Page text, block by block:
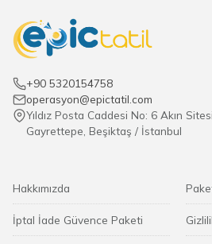
+90 5320154758
operasyon@epictatil.com
Yıldız Posta Caddesi No: 6 Akın
Gayrettepe, Beşiktaş / İstanbul
Hakkımızda
İptal İade Güvence Paketi